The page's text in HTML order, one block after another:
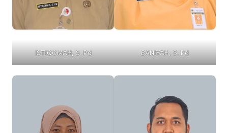
ISTIQOMAH, S. Pd BANIYAH, S. Pd